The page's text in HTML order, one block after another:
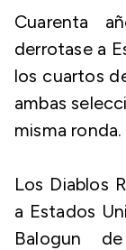
Cuarenta
derrotase a
los cuartos
ambas
misma ronda.
Los Diablos
a Estados
Balogun